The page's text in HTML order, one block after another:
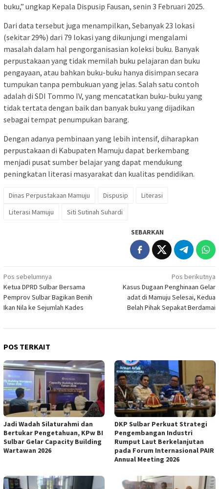
buku,” ungkap Kepala Dispusip Fausan, senin 3 Februari 2025.
Dari data tersebut juga menampilkan, Sebanyak 23 lokasi
(sekitar 29%) dari 79 lokasi yang dikunjungi mengalami
masalah dalam hal pengorganisasian koleksi buku. Banyak
perpustakaan yang tidak memilah buku pelajaran dan buku
pengayaan, atau bahkan buku-buku hanya disimpan secara
tumpukan tanpa pembukuan yang jelas. Salah satu contoh
adalah di SDI Tommo IV, yang mencatatkan buku-buku yang
tidak tertata dengan baik dan banyak buku yang dijadikan
sebagai tempat penumpukan barang.
Dengan adanya pembinaan yang lebih intensif, diharapkan
perpustakaan di Kabupaten Mamuju dapat berkembang
menjadi pusat sumber belajar yang dapat mendukung
peningkatan literasi masyarakat dan kualitas pendidikan.
Dinas Perpustakaan Mamuju Dispusip
Literasi
Literasi Mamuju
Siti Sutinah Suhardi
SEBARKAN
Navigasi
pos
Pos sebelumnya
Ketua DPRD Sulbar Bersama
Pemprov Sulbar Bagikan Benih
Ikan Nila ke Sejumlah Kades
Pos berikutnya
Kasus Dugaan Penghinaan Gelar
adat di Mamuju Selesai, Kedua
Belah Pihak Sepakat Berdamai
POS TERKAIT
Jadi Wadah Silaturahmi dan
Bertukar Pengetahuan, KPw BI
Sulbar Gelar Capacity Building
Wartawan 2026
DKP Sulbar Perkuat Strategi
Pengembangan Industri
Rumput Laut Berkelanjutan
pada Forum Internasional PAIR
Annual Meeting 2026